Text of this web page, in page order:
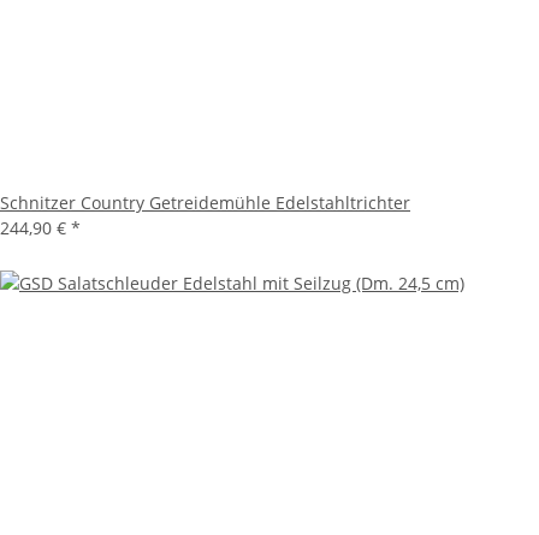
Schnitzer Country Getreidemühle Edelstahltrichter
244,90 € *